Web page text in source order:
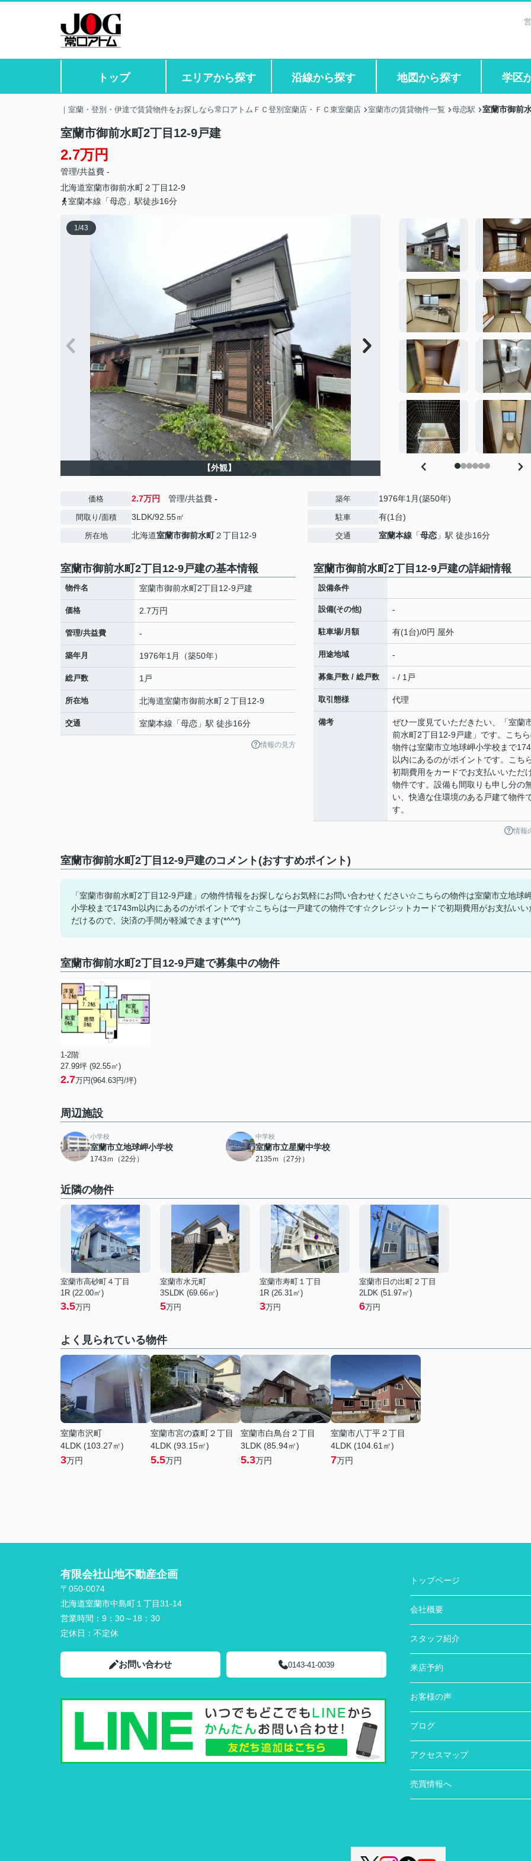
トップ エリアから探す 沿線から探す 地図から探す 学区
｜室蘭・登別・伊達で賃貸物件をお探しなら常口アトムＦＣ登別室蘭店・ＦＣ東室蘭店 室蘭市の賃貸物件一覧 母恋駅 室蘭市御前
室蘭市御前水町2丁目12-9戸建
2.7万円
管理/共益費 -
北海道室蘭市御前水町２丁目12-9
室蘭本線「母恋」駅徒歩16分
1/43
【外観】
価格 2.7万円 管理/共益費 -
間取り/面積 3LDK/92.55㎡
所在地 北海道室蘭市御前水町２丁目12-9
築年 1976年1月(築50年)
駐車 有(1台)
交通 室蘭本線 「母恋 」駅 徒歩16分
室蘭市御前水町2丁目12-9戸建の基本情報
物件名 室蘭市御前水町2丁目12-9戸建
価格 2.7万円
管理/共益費 -
築年月 1976年1月（築50年）
総戸数 1戸
所在地 北海道室蘭市御前水町２丁目12-9
交通 室蘭本線 「母恋 」駅 徒歩16分
情報の見方
室蘭市御前水町2丁目12-9戸建の詳細情報
設備条件
設備(その他) -
駐車場/月額 有(1台)/0円 屋外
用途地域 -
募集戸数 / 総戸数 - / 1戸
取引態様 代理
備考
ぜひ一度見ていただきたい、「室蘭
前水町2丁目12-9戸建」です。こち
物件は室蘭市立地球岬小学校まで
以内にあるのがポイントです。こち
初期費用をカードでお支払いいただ
物件です。設備も間取りも申し分の
い、快適な住環境のある戸建て物件
す。
情報
室蘭市御前水町2丁目12-9戸建のコメント(おすすめポイント)
「室蘭市御前水町2丁目12-9戸建」の物件情報をお探しならお気軽にお問い合わせください☆こちらの物件は室蘭市立地球
小学校まで1743m以内にあるのがポイントです☆こちらは一戸建ての物件です☆クレジットカードで初期費用がお支払いい
だけるので、決済の手間が軽減できます(*^^*)
室蘭市御前水町2丁目12-9戸建で募集中の物件
1-2階
27.99坪 (92.55㎡)
2.7万円(964.63円/坪)
周辺施設
小学校
室蘭市立地球岬小学校
1743ｍ（22分）
中学校
室蘭市立星蘭中学校
2135ｍ（27分）
近隣の物件
室蘭市高砂町４丁目
1R (22.00㎡)
3.5万円
室蘭市水元町
3SLDK (69.66㎡)
5万円
室蘭市寿町１丁目
1R (26.31㎡)
3万円
室蘭市日の出町２丁目
2LDK (51.97㎡)
6万円
よく見られている物件
室蘭市沢町
4LDK (103.27㎡)
3万円
室蘭市宮の森町２丁目
4LDK (93.15㎡)
5.5万円
室蘭市白鳥台２丁目
3LDK (85.94㎡)
5.3万円
室蘭市八丁平２丁目
4LDK (104.61㎡)
7万円
有限会社山地不動産企画
〒050-0074
北海道室蘭市中島町１丁目31-14
営業時間： 9：30～18：30
定休日： 不定休
お問い合わせ 0143-41-0039
トップページ
会社概要
スタッフ紹介
来店予約
お客様の声
ブログ
アクセスマップ
売買情報へ